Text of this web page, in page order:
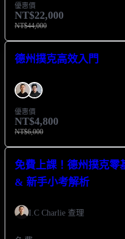
優惠價
NT$22,000
NT$44,000
德州撲克高效入門
優惠價
NT$4,800
NT$6,000
免費上課！德州撲克零
& 新手小考解析
I.C Charlie 查理